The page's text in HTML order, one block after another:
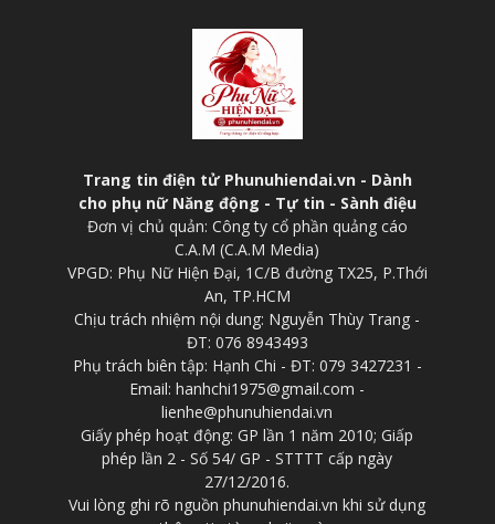
Trang tin điện tử Phunuhiendai.vn - Dành
cho phụ nữ Năng động - Tự tin - Sành điệu
Đơn vị chủ quản: Công ty cổ phần quảng cáo
C.A.M (C.A.M Media)
VPGD: Phụ Nữ Hiện Đại, 1C/B đường TX25, P.Thới
An, TP.HCM
Chịu trách nhiệm nội dung: Nguyễn Thùy Trang -
ĐT: 076 8943493
Phụ trách biên tập: Hạnh Chi - ĐT: 079 3427231 -
Email: hanhchi1975@gmail.com -
lienhe@phunuhiendai.vn
Giấy phép hoạt động: GP lần 1 năm 2010; Giấp
phép lần 2 - Số 54/ GP - STTTT cấp ngày
27/12/2016.
Vui lòng ghi rõ nguồn phunuhiendai.vn khi sử dụng